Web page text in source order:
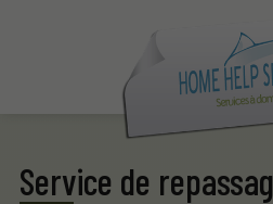
Service de